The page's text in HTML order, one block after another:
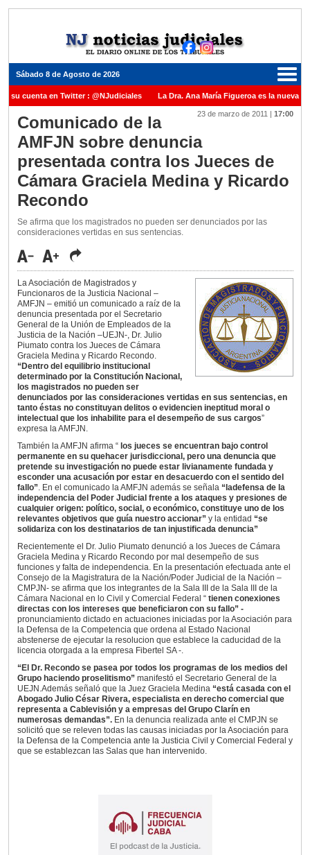
Sábado 8 de Agosto de 2026
su cuenta en Twitter : @NJudiciales La Dra. Ana María Figueroa es la nueva
de la Nación una medalla al Dr. Raul Zaffaroni en reconocimiento por su
Carles para cubrir vacante en la Corte Suprema de Justicia de la Nación
ante el Juez Daniel Rafecas
23 de marzo de 2011 | 17:00
Comunicado de la
AMFJN sobre denuncia
presentada contra los Jueces de
Cámara Graciela Medina y Ricardo
Recondo
Se afirma que los magistrados no pueden ser denunciados por las
consideraciones vertidas en sus sentencias.
La Asociación de Magistrados y
Funcionaros de la Justicia Nacional –
AMFJN – emitió un comunicado a raíz de la
denuncia presentada por el Secretario
General de la Unión de Empleados de la
Justicia de la Nación –UEJN-, Dr. Julio
Piumato contra los Jueces de Cámara
Graciela Medina y Ricardo Recondo.
“Dentro del equilibrio institucional
determinado por la Constitución Nacional,
los magistrados no pueden ser
denunciados por las consideraciones vertidas en sus sentencias, en
tanto éstas no constituyan delitos o evidencien ineptitud moral o
intelectual que los inhabilite para el desempeño de sus cargos”
expresa la AMFJN.
También la AMFJN afirma “ los jueces se encuentran bajo control
permanente en su quehacer jurisdiccional, pero una denuncia que
pretende su investigación no puede estar livianamente fundada y
esconder una acusación por estar en desacuerdo con el sentido del
fallo”. En el comunicado la AMFJN además se señala “ladefensa de la
independencia del Poder Judicial frente a los ataques y presiones de
cualquier origen: político, social, o económico, constituye uno de los
relevantes objetivos que guía nuestro accionar” y la entidad “se
solidariza con los destinatarios de tan injustificada denuncia”
Recientemente el Dr. Julio Piumato denunció a los Jueces de Cámara
Graciela Medina y Ricardo Recondo por mal desempeño de sus
funciones y falta de independencia. En la presentación efectuada ante el
Consejo de la Magistratura de la Nación/Poder Judicial de la Nación –
CMPJN- se afirma que los integrantes de la Sala III de la Sala III de la
Cámara Nacional en lo Civil y Comercial Federal “ tienen conexiones
directas con los intereses que beneficiaron con su fallo” -
pronunciamiento dictado en actuaciones iniciadas por la Asociación para
la Defensa de la Competencia que ordena al Estado Nacional
abstenerse de ejecutar la resolucion que establece la caducidad de la
licencia otorgada a la empresa Fibertel SA -.
“El Dr. Recondo se pasea por todos los programas de los medios del
Grupo haciendo proselitismo” manifestó el Secretario General de la
UEJN.Además señaló que la Juez Graciela Medina “está casada con el
Abogado Julio César Rivera, especialista en derecho comercial que
representa a Cablevisión y a empresas del Grupo Clarín en
numerosas demandas”. En la denuncia realizada ante el CMPJN se
solicitó que se releven todas las causas iniciadas por la Asociación para
la Defensa de la Competencia ante la Justicia Civil y Comercial Federal y
que se establezcan las Salas que han intervenido.